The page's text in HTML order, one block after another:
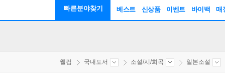
빠른분야찾기 베스트 신상품 이벤트 바이백 매
웰컴 국내도서 소설/시/희곡 일본소설